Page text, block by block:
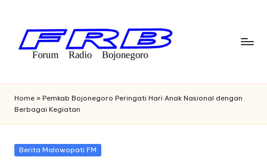
content
F
o
r
u
Bojonegoro
Home » Pemkab Bojonegoro Peringati Hari Anak Nasional dengan
Berbagai Kegiatan
Posted
Berita Malowopati FM